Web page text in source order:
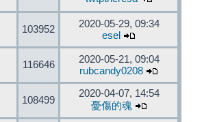
103952
2020-05-29, 09:34
esel
116646
2020-05-21, 09:04
rubcandy0208
108499
2020-04-07, 14:54
憂傷的魂